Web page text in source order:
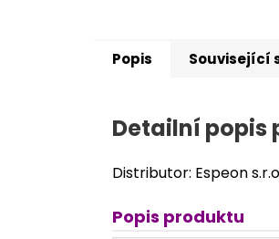
Popis Související
Detailní popis
Distributor: Espeon
Popis produktu